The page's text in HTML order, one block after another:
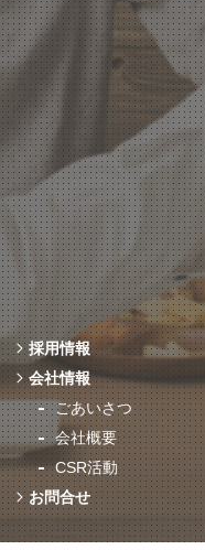
採用情報
会社情報
ごあいさつ
会社概要
CSR活動
お問合せ